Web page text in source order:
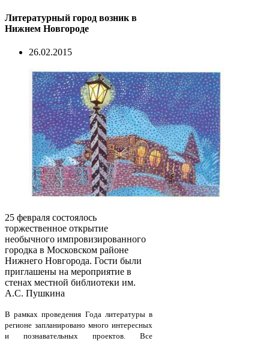
Литературный город возник в
Нижнем Новгороде
26.02.2015
25 февраля состоялось
торжественное открытие
необычного импровизированного
городка в Московском районе
Нижнего Новгорода. Гости были
приглашены на мероприятие в
стенах местной библиотеки им.
А.С. Пушкина
В рамках проведения Года литературы в
регионе запланировано много интересных
и познавательных проектов. Все